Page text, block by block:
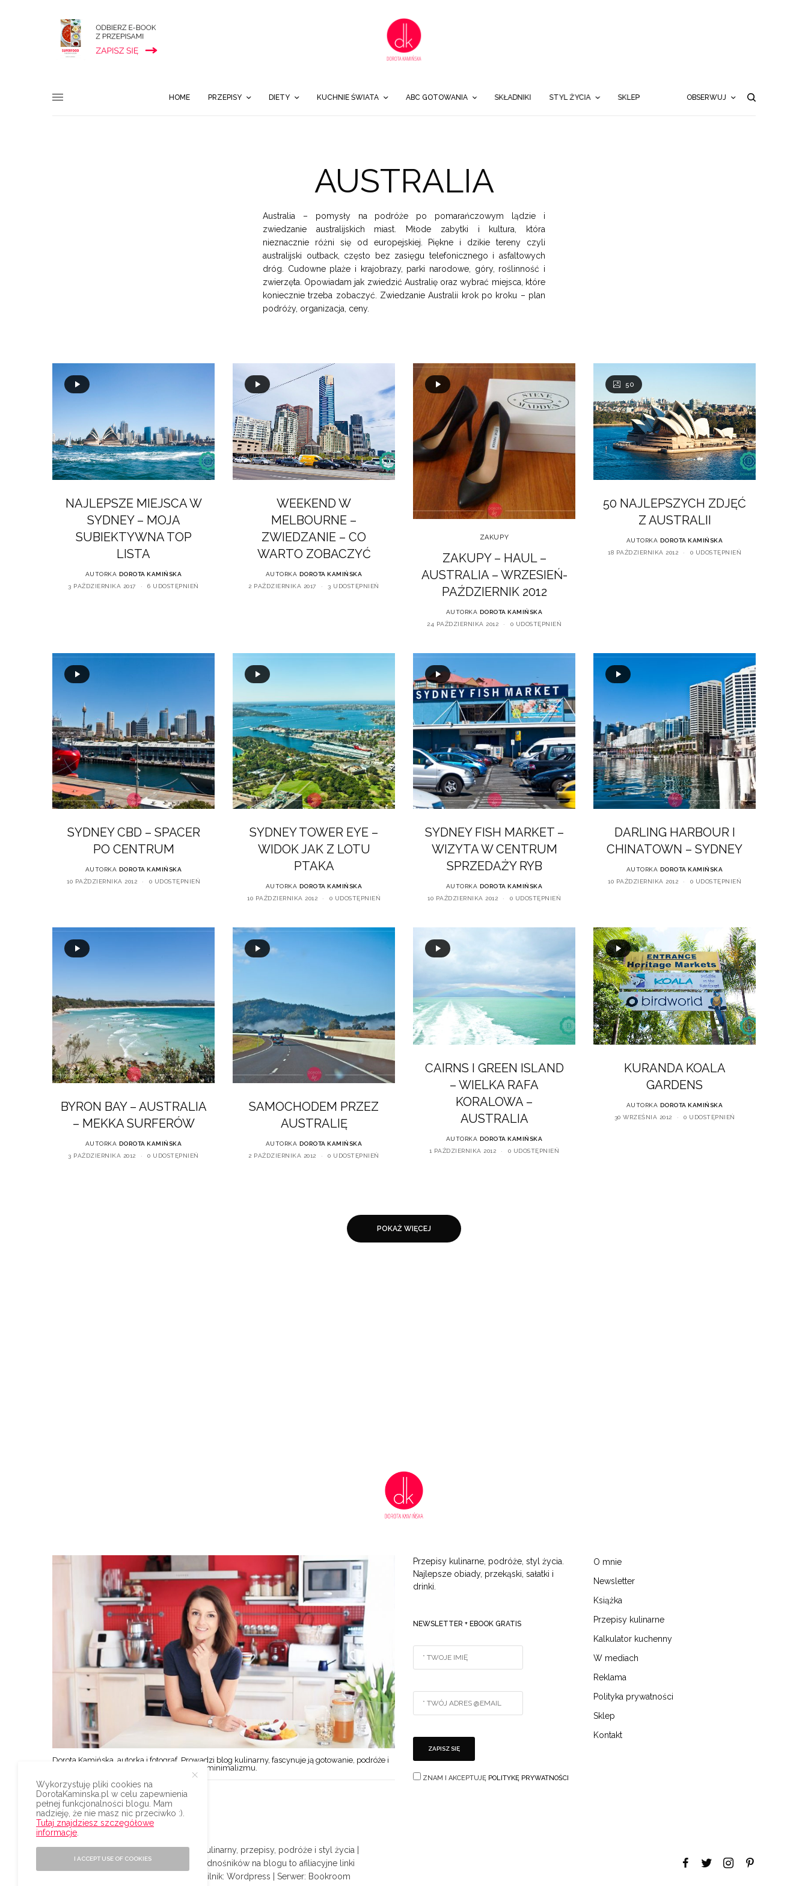
HOME PRZEPISY DIETY KUCHNIE ŚWIATA ABC GOTOWANIA SKŁADNIKI STYL ŻYCIA SKLEP OBSERWUJ
AUSTRALIA
Australia – pomysły na podróże po pomarańczowym lądzie i
zwiedzanie australijskich miast. Młode zabytki i kultura, która
nieznacznie różni się od europejskiej. Piękne i dzikie tereny czyli
australijski outback, często bez zasięgu telefonicznego i asfaltowych
dróg. Cudowne plaże i krajobrazy, parki narodowe, góry, roślinność i
zwierzęta. Opowiadam jak zwiedzić Australię oraz wybrać miejsca, które
koniecznie trzeba zobaczyć. Zwiedzanie Australii krok po kroku – plan
podróży, organizacja, ceny.
NAJLEPSZE MIEJSCA W
SYDNEY – MOJA
SUBIEKTYWNA TOP
LISTA
AUTORKA DOROTA KAMIŃSKA
3 PAŹDZIERNIKA 2017
6 UDOSTĘPNIEŃ
WEEKEND W
MELBOURNE –
ZWIEDZANIE – CO
WARTO ZOBACZYĆ
AUTORKA DOROTA KAMIŃSKA
2 PAŹDZIERNIKA 2017
3 UDOSTĘPNIEŃ
ZAKUPY
ZAKUPY – HAUL –
AUSTRALIA – WRZESIEŃ-
PAŹDZIERNIK 2012
AUTORKA DOROTA KAMIŃSKA
24 PAŹDZIERNIKA 2012
0 UDOSTĘPNIEŃ
50
50 NAJLEPSZYCH ZDJĘĆ
Z AUSTRALII
AUTORKA DOROTA KAMIŃSKA
18 PAŹDZIERNIKA 2012
0 UDOSTĘPNIEŃ
SYDNEY CBD – SPACER
PO CENTRUM
AUTORKA DOROTA KAMIŃSKA
10 PAŹDZIERNIKA 2012
0 UDOSTĘPNIEŃ
SYDNEY TOWER EYE –
WIDOK JAK Z LOTU
PTAKA
AUTORKA DOROTA KAMIŃSKA
10 PAŹDZIERNIKA 2012
0 UDOSTĘPNIEŃ
SYDNEY FISH MARKET –
WIZYTA W CENTRUM
SPRZEDAŻY RYB
AUTORKA DOROTA KAMIŃSKA
10 PAŹDZIERNIKA 2012
0 UDOSTĘPNIEŃ
DARLING HARBOUR I
CHINATOWN – SYDNEY
AUTORKA DOROTA KAMIŃSKA
10 PAŹDZIERNIKA 2012
0 UDOSTĘPNIEŃ
BYRON BAY – AUSTRALIA
– MEKKA SURFERÓW
AUTORKA DOROTA KAMIŃSKA
3 PAŹDZIERNIKA 2012
0 UDOSTĘPNIEŃ
SAMOCHODEM PRZEZ
AUSTRALIĘ
AUTORKA DOROTA KAMIŃSKA
2 PAŹDZIERNIKA 2012
0 UDOSTĘPNIEŃ
CAIRNS I GREEN ISLAND
– WIELKA RAFA
KORALOWA –
AUSTRALIA
AUTORKA DOROTA KAMIŃSKA
1 PAŹDZIERNIKA 2012
0 UDOSTĘPNIEŃ
KURANDA KOALA
GARDENS
AUTORKA DOROTA KAMIŃSKA
30 WRZEŚNIA 2012
0 UDOSTĘPNIEŃ
POKAŻ WIĘCEJ
Dorota Kamińska, autorka i fotograf. Prowadzi blog kulinarny, fascynuje ją gotowanie, podróże i
styl życia w duchu prostoty, oszczędności i minimalizmu.
Przepisy kulinarne, podróże, styl życia.
Najlepsze obiady, przekąski, sałatki i
drinki.
NEWSLETTER + EBOOK GRATIS
ZNAM I AKCEPTUJĘ POLITYKĘ PRYWATNOŚCI
O mnie
Newsletter
Książka
Przepisy kulinarne
Kalkulator kuchenny
W mediach
Reklama
Polityka prywatności
Sklep
Kontakt
© 2009-2024 | Dorota Kamińska blog kulinarny, przepisy, podróże i styl życia |
Wszystkie prawa zastrzeżone | Część odnośników na blogu to afiliacyjne linki
| Silnik:Wordpress | Serwer: Bookroom
Wykorzystuję pliki cookies na
DorotaKaminska.pl w celu zapewnienia
pełnej funkcjonalności blogu. Mam
nadzieję, że nie masz nic przeciwko :).
Tutaj znajdziesz szczegółowe
informacje
I ACCEPT USE OF COOKIES